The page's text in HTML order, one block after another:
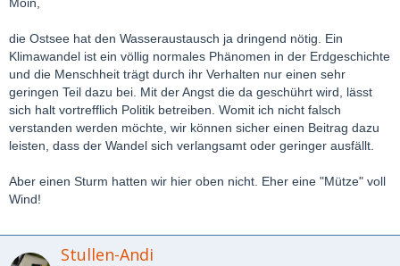
die Ostsee hat den Wasseraustausch ja dringend nötig. Ein
Klimawandel ist ein völlig normales Phänomen in der Erdgeschichte
und die Menschheit trägt durch ihr Verhalten nur einen sehr
geringen Teil dazu bei. Mit der Angst die da geschührt wird, lässt
sich halt vortrefflich Politik betreiben. Womit ich nicht falsch
verstanden werden möchte, wir können sicher einen Beitrag dazu
leisten, dass der Wandel sich verlangsamt oder geringer ausfällt.
Aber einen Sturm hatten wir hier oben nicht. Eher eine "Mütze" voll
Wind!
Stullen-Andi